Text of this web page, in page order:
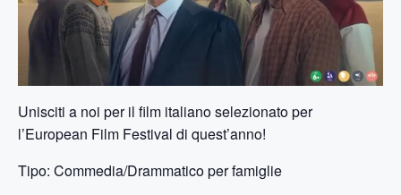
Unisciti a noi per il film italiano selezionato per
l’European Film Festival di quest’anno!
Tipo: Commedia/Drammatico per famiglie